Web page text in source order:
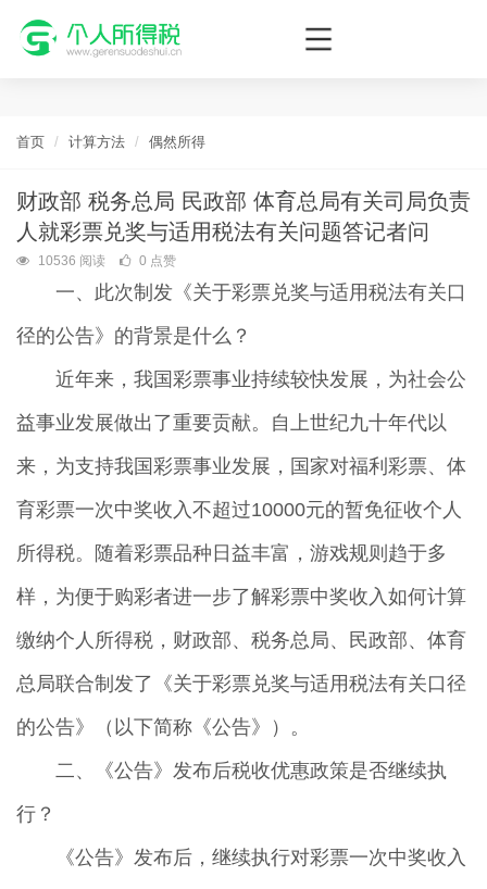
个人所得税网，最新个税资讯平台，您的个税管理专家！
首页 计算方法 偶然所得
财政部 税务总局 民政部 体育总局有关司局负责
人就彩票兑奖与适用税法有关问题答记者问
10536 阅读 0 点赞
一、此次制发《关于彩票兑奖与适用税法有关口
径的公告》的背景是什么？
近年来，我国彩票事业持续较快发展，为社会公
益事业发展做出了重要贡献。自上世纪九十年代以
来，为支持我国彩票事业发展，国家对福利彩票、体
育彩票一次中奖收入不超过10000元的暂免征收个人
所得税。随着彩票品种日益丰富，游戏规则趋于多
样，为便于购彩者进一步了解彩票中奖收入如何计算
缴纳个人所得税，财政部、税务总局、民政部、体育
总局联合制发了《关于彩票兑奖与适用税法有关口径
的公告》（以下简称《公告》）。
二、《公告》发布后税收优惠政策是否继续执
行？
《公告》发布后，继续执行对彩票一次中奖收入